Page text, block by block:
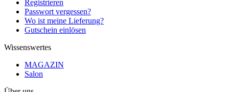
Registrieren
Passwort vergessen?
Wo ist meine Lieferung?
Gutschein einlösen
Wissenswertes
MAGAZIN
Salon